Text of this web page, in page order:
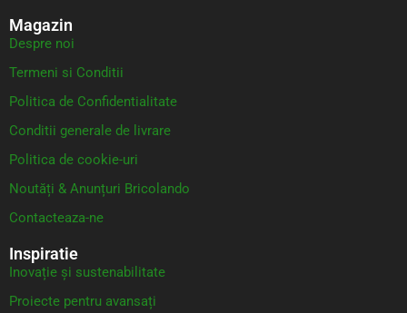
Magazin
Despre noi
Termeni si Conditii
Politica de Confidentialitate
Conditii generale de livrare
Politica de cookie-uri
Noutăți & Anunțuri Bricolando
Contacteaza-ne
Inspiratie
Inovație și sustenabilitate
Proiecte pentru avansați